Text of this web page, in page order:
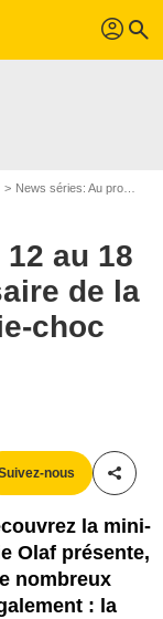
profil search
News séries: Au programme
au 18
de la
choc
nous
la mini-
Olaf présente,
nombreux
: la